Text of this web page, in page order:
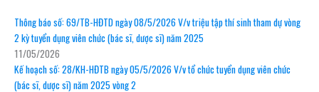
Thông báo số: 69/TB-HĐTD ngày 08/5/2026 V/v triệu tập thí sinh tham dự vòng
2 kỳ tuyển dụng viên chức (bác sĩ, dược sĩ) năm 2025
11/05/2026
Kế hoạch số: 28/KH-HĐTB ngày 05/5/2026 V/v tổ chức tuyển dụng viên chức
(bác sĩ, dược sĩ) năm 2025 vòng 2